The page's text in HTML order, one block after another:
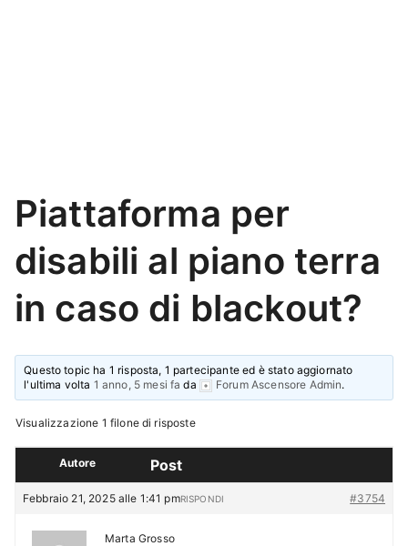
Piattaforma per
disabili al piano terra
in caso di blackout?
Questo topic ha 1 risposta, 1 partecipante ed è stato aggiornato
l'ultima volta 1 anno, 5 mesi fa da Forum Ascensore Admin.
Visualizzazione 1 filone di risposte
Autore Post
Febbraio 21, 2025 alle 1:41 pm #3754
RISPONDI
Marta Grosso